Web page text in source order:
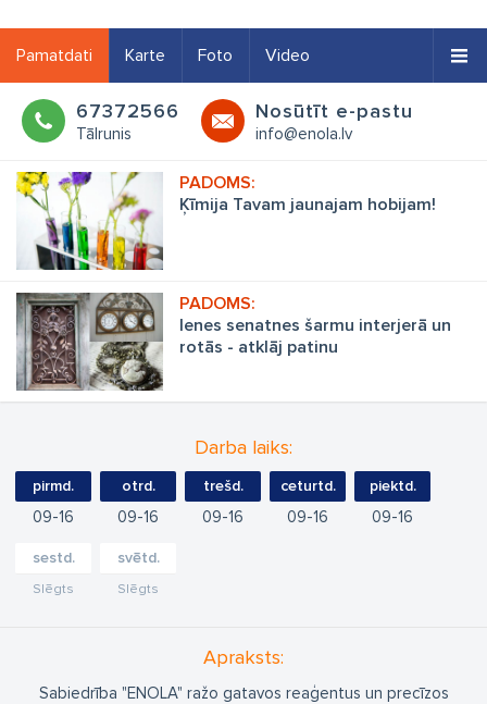
Pamatdati Karte Foto Video
67372566
Tālrunis
Nosūtīt e-pastu
info@enola.lv
Ķīmija Tavam jaunajam hobijam!
Ienes senatnes šarmu interjerā un
rotās - atklāj patinu
Darba laiks:
pirmd.
09 16
otrd.
09 16
trešd.
09 16
ceturtd.
09 16
piektd.
09 16
sestd.
Slēgts
svētd.
Slēgts
Apraksts:
Sabiedrība "ENOLA" ražo gatavos reaģentus un precīzos